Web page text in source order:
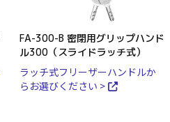
FA-300-B 密閉用グリップハンド
ル300（スライドラッチ式）
ラッチ式フリーザーハンドルか
らお選びください >